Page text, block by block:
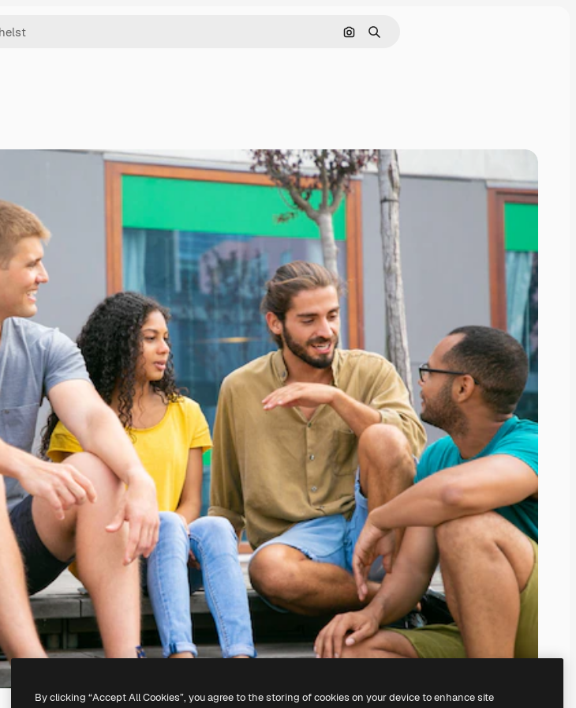
Søg efter billede
Søge
By clicking “Accept All Cookies”, you agree to the storing of cookies on your device to enhance site